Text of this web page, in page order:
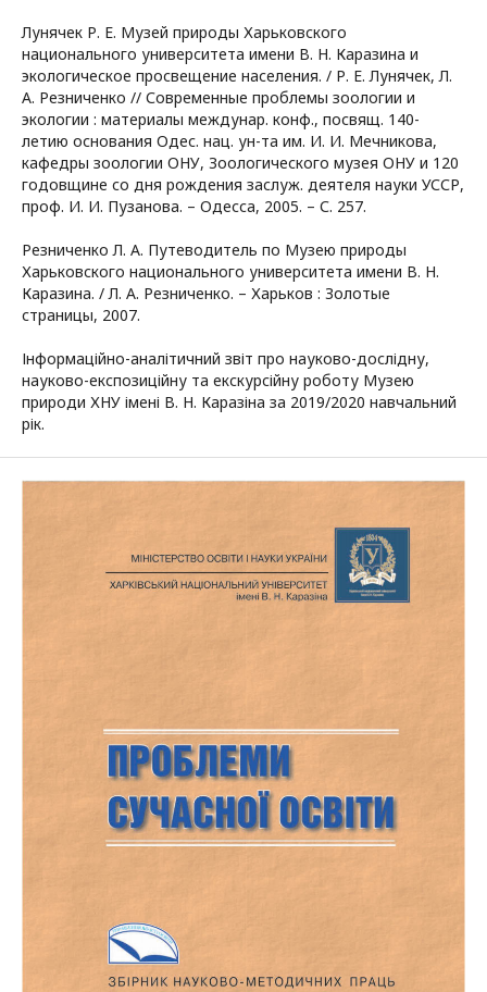
Лунячек Р. Е. Музей природы Харьковского
национального университета имени В. Н. Каразина и
экологическое просвещение населения. / Р. Е. Лунячек, Л.
А. Резниченко // Современные проблемы зоологии и
экологии : материалы междунар. конф., посвящ. 140-
летию основания Одес. нац. ун-та им. И. И. Мечникова,
кафедры зоологии ОНУ, Зоологического музея ОНУ и 120
годовщине со дня рождения заслуж. деятеля науки УССР,
проф. И. И. Пузанова. – Одесса, 2005. – С. 257.
Резниченко Л. А. Путеводитель по Музею природы
Харьковского национального университета имени В. Н.
Каразина. / Л. А. Резниченко. – Харьков : Золотые
страницы, 2007.
Інформаційно-аналітичний звіт про науково-дослідну,
науково-експозиційну та екскурсійну роботу Музею
природи ХНУ імені В. Н. Каразіна за 2019/2020 навчальний
рік.